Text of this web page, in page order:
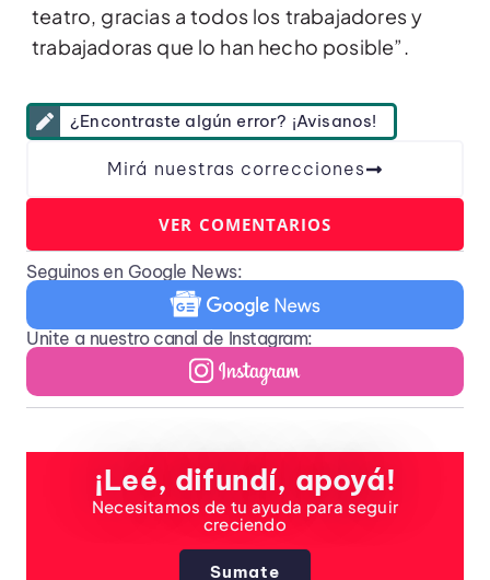
teatro, gracias a todos los trabajadores y
trabajadoras que lo han hecho posible”.
¿Encontraste algún error? ¡Avisanos!
Mirá nuestras correcciones
VER COMENTARIOS
Seguinos en Google News:
Unite a nuestro canal de Instagram:
¡Leé, difundí, apoyá!
Necesitamos de tu ayuda para seguir
creciendo
Sumate